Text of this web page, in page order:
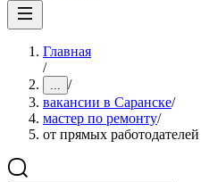
Главная
/
... /
вакансии в Саранске/
мастер по ремонту/
от прямых работодателей